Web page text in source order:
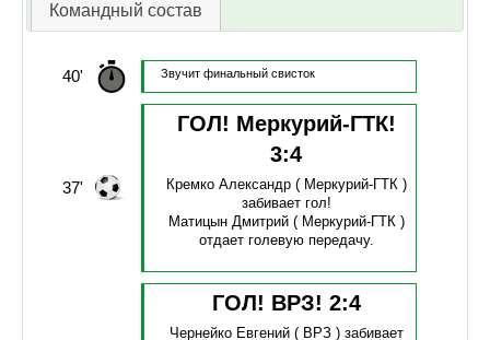
Командный состав
40' Звучит финальный свисток
37'
ГОЛ! Меркурий-ГТК!
3:4
Кремко Александр( Меркурий-ГТК )
забивает гол!
Матицын Дмитрий( Меркурий-ГТК )
отдает голевую передачу.
ГОЛ! ВРЗ! 2:4
Чернейко Евгений( ВРЗ ) забивает